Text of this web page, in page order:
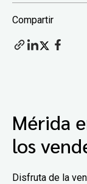
Compartir
Mérida
los
Disfruta de la